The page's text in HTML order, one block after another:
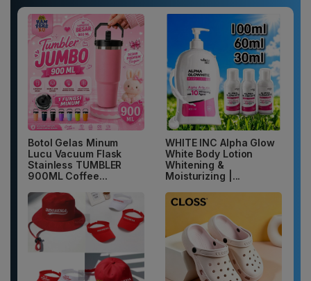
Botol Gelas Minum
Lucu Vacuum Flask
Stainless TUMBLER
900ML Coffee...
WHITE INC Alpha Glow
White Body Lotion
Whitening &
Moisturizing |...